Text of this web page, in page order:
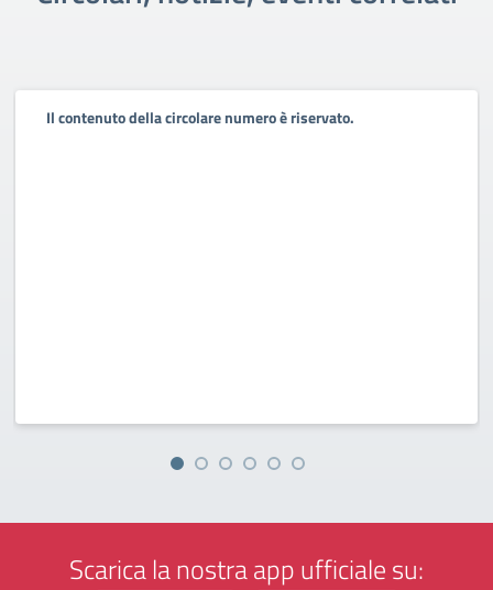
Il contenuto della circolare numero è riservato.
Scarica la nostra app ufficiale su: